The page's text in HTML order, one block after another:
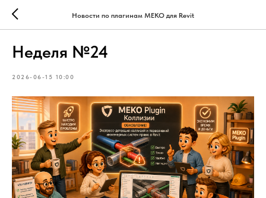
Новости по плагинам МЕКО для Revit
Неделя №24
2026-06-15 10:00